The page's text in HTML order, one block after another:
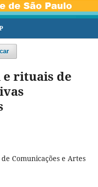
rituais de
Comunicações e Artes